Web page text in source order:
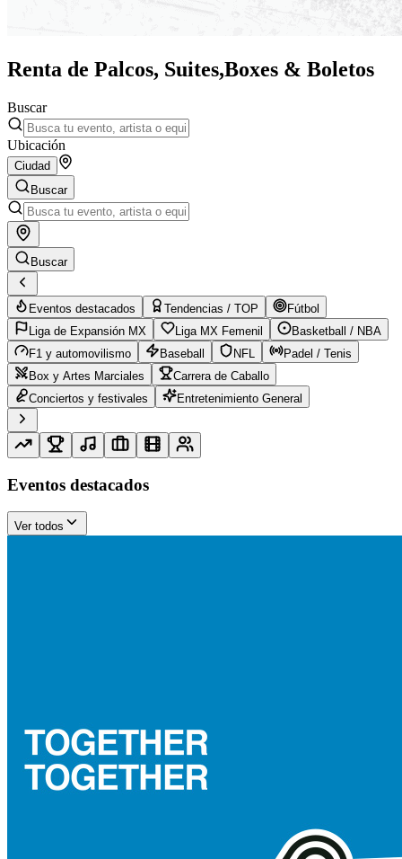
Renta de Palcos, Suites,Boxes & Boletos
Buscar
Ubicación
Ciudad
Buscar
Buscar
Eventos destacados Tendencias / TOP
Fútbol
Liga de Expansión MX
Liga MX Femenil
Basketball / NBA
F1 y automovilismo
Baseball NFL
Padel / Tenis
Box y Artes Marciales
Carrera de Caballo
Conciertos y festivales
Entretenimiento General
Eventos destacados
Ver todos